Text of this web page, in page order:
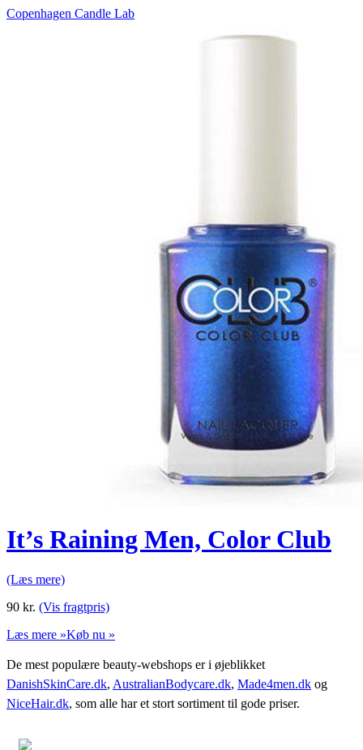
Copenhagen Candle Lab
It’s Raining Men, Color Club
(Læs mere)
90 kr. (Vis fragtpris)
Læs mere »Køb nu »
De mest populære beauty-webshops er i øjeblikket
DanishSkinCare.dk, AustralianBodycare.dk, Made4men.dk og
NiceHair.dk, som alle har et stort sortiment til gode priser.